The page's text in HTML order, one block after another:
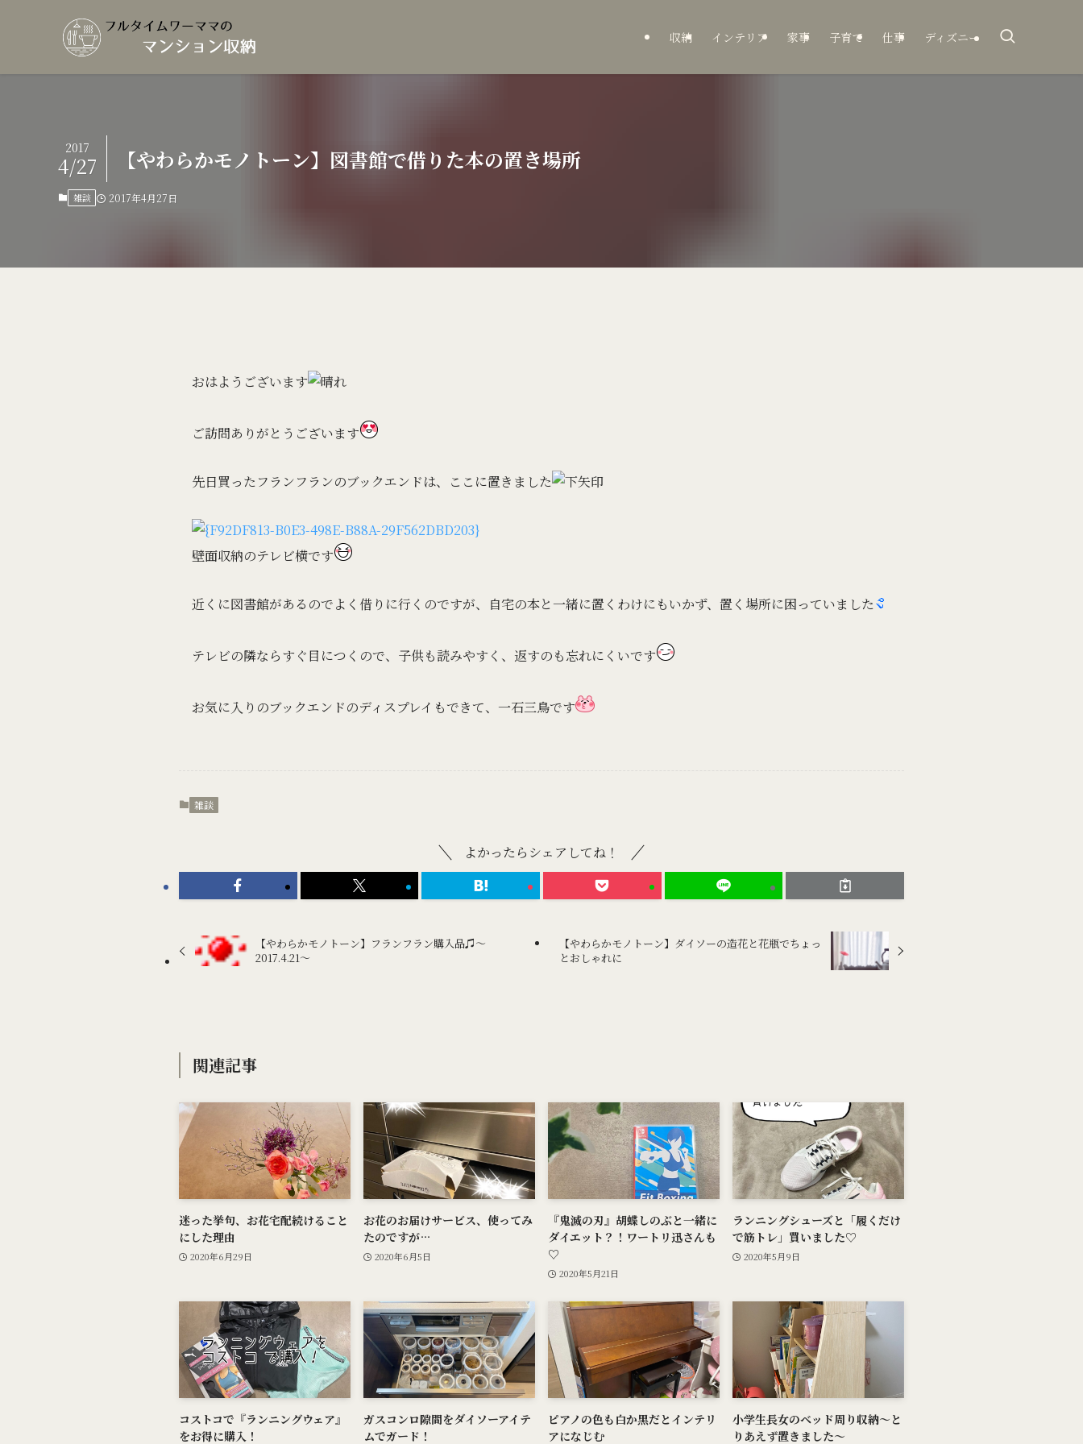
収納 インテリア 家事 子育て 仕事 ディズニー
【やわらかモノトーン】図書館で借りた本の置き場所
2017
4/27
雑談 2017年4月27日
おはようございます
ご訪問ありがとうございます
先日買ったフランフランのブックエンドは、ここに置きました
壁面収納のテレビ横です
近くに図書館があるのでよく借りに行くのですが、自宅の本と一緒に置くわけにもいかず、置く場所に困っていました
テレビの隣ならすぐ目につくので、子供も読みやすく、返すのも忘れにくいです
お気に入りのブックエンドのディスプレイもできて、一石三鳥です
雑談
よかったらシェアしてね！
【やわらかモノトーン】フランフラン購入品♫〜
2017.4.21〜
【やわらかモノトーン】ダイソーの造花と花瓶でちょっ
とおしゃれに
関連記事
迷った挙句、お花宅配続けること
にした理由
2020年6月29日
お花のお届けサービス、使ってみ
たのですが…
2020年6月5日
『鬼滅の刃』胡蝶しのぶと一緒に
ダイエット？！ワートリ迅さんも
♡
2020年5月21日
ランニングシューズと「履くだけ
で筋トレ」買いました♡
2020年5月9日
コストコで『ランニングウェア』
をお得に購入！
ガスコンロ隙間をダイソーアイテ
ムでガード！
ピアノの色も白か黒だとインテリ
アになじむ
小学生長女のベッド周り収納～と
りあえず置きました～